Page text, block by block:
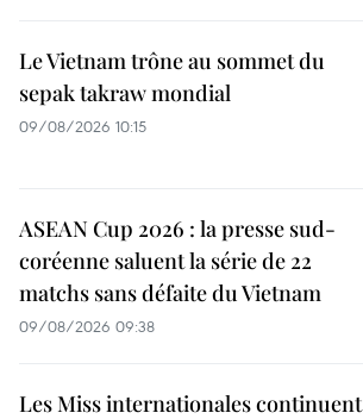
Le Vietnam trône au sommet du
sepak takraw mondial
09/08/2026 10:15
ASEAN Cup 2026 : la presse sud-
coréenne saluent la série de 22
matchs sans défaite du Vietnam
09/08/2026 09:38
Les Miss internationales continuent